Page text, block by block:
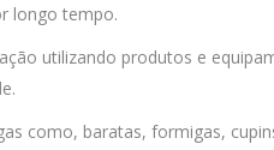
longo tempo.
utilizando produtos e
como, baratas, formigas,